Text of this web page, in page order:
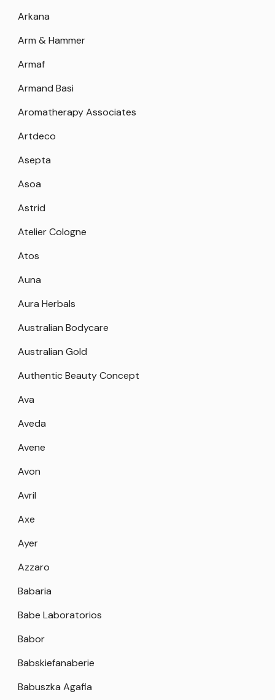
Arkana
Arm & Hammer
Armaf
Armand Basi
Aromatherapy Associates
Artdeco
Asepta
Asoa
Astrid
Atelier Cologne
Atos
Auna
Aura Herbals
Australian Bodycare
Australian Gold
Authentic Beauty Concept
Ava
Aveda
Avene
Avon
Avril
Axe
Ayer
Azzaro
Babaria
Babe Laboratorios
Babor
Babskiefanaberie
Babuszka Agafia